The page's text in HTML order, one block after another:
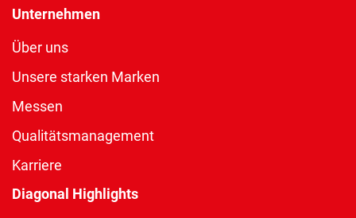
Unternehmen
Über uns
Unsere starken Marken
Messen
Qualitätsmanagement
Karriere
Diagonal Highlights